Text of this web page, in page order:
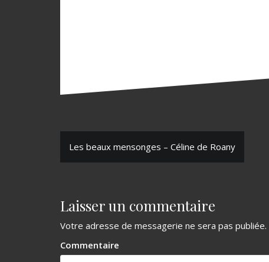
N
i
g
a
Les beaux mensonges – Céline de Roany
Laisser un commentaire
Votre adresse de messagerie ne sera pas publiée.
Commentaire